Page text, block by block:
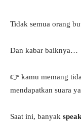
Tidak semua orang
Dan kabar baiknya…
👉 kamu memang
mendapatkan suara
Saat ini, banyak